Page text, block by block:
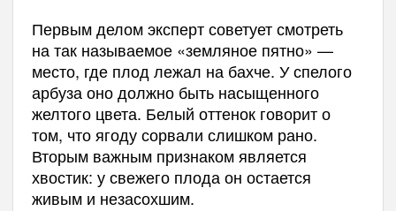
Первым делом эксперт советует смотреть
на так называемое «земляное пятно» —
место, где плод лежал на бахче. У спелого
арбуза оно должно быть насыщенного
желтого цвета. Белый оттенок говорит о
том, что ягоду сорвали слишком рано.
Вторым важным признаком является
хвостик: у свежего плода он остается
живым и незасохшим.